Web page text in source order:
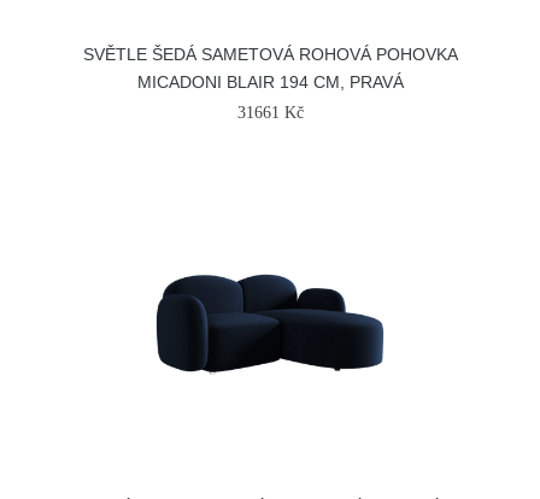
SVĚTLE ŠEDÁ SAMETOVÁ ROHOVÁ POHOVKA
MICADONI BLAIR 194 CM, PRAVÁ
31661 Kč